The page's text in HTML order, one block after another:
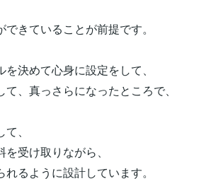
きていることが前提です。
決めて心身に設定をして、
、真っさらになったところで、
、
受け取りながら、
るように設計しています。